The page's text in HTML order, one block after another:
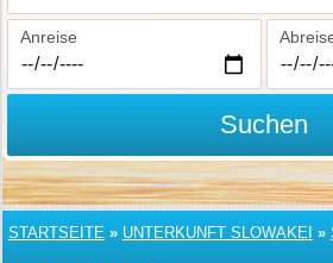
Anreise
Suchen
STARTSEITE » UNTERKUNFT SLOWAKEI »